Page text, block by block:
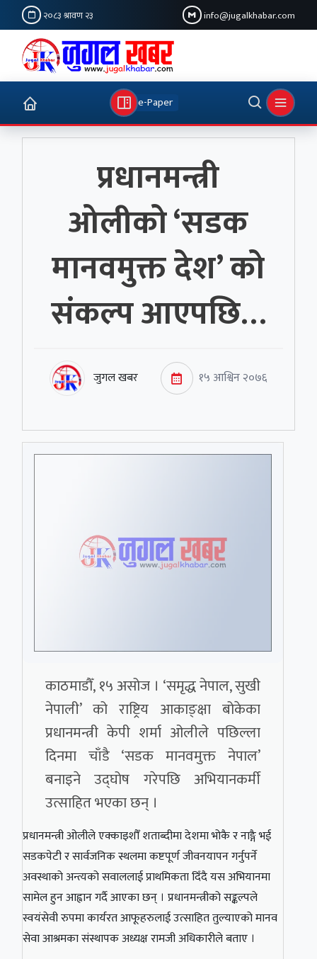
२०८३ श्रावण २३ info@jugalkhabar.com
e-Paper
प्रधानमन्त्री
ओलीको ‘सडक
मानवमुक्त देश’ को
संकल्प आएपछि…
जुगल खबर १५ आश्विन २०७६
काठमाडौँ, १५ असोज । ‘समृद्ध नेपाल, सुखी
नेपाली’ को राष्ट्रिय आकाङ्क्षा बोकेका
प्रधानमन्त्री केपी शर्मा ओलीले पछिल्ला
दिनमा चाँडै ‘सडक मानवमुक्त नेपाल’
बनाइने उद्घोष गरेपछि अभियानकर्मी
उत्साहित भएका छन् ।
प्रधानमन्त्री ओलीले एक्काइशौँ शताब्दीमा देशमा भोकै र नाङ्गै भई
सडकपेटी र सार्वजनिक स्थलमा कष्टपूर्ण जीवनयापन गर्नुपर्ने
अवस्थाको अन्त्यको सवाललाई प्राथमिकता दिँदै यस अभियानमा
सामेल हुन आह्वान गर्दै आएका छन् । प्रधानमन्त्रीको सङ्कल्पले
स्वयंसेवी रुपमा कार्यरत आफूहरुलाई उत्साहित तुल्याएको मानव
सेवा आश्रमका संस्थापक अध्यक्ष रामजी अधिकारीले बताए ।